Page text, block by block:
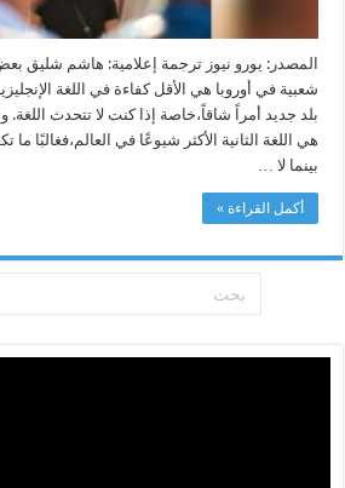
المصدر: يورو نيوز ترجمة إعلامية: هاشم شليق
شعبية في أوروبا هي الأقل كفاءة في اللغة
بلد جديد أمراً شاقاً،خاصة إذا كنت لا تتحدث اللغة.
هي اللغة الثانية الأكثر شيوعًا في العالم،فغالبًا ما
بينما لا …
أكمل القراءة »